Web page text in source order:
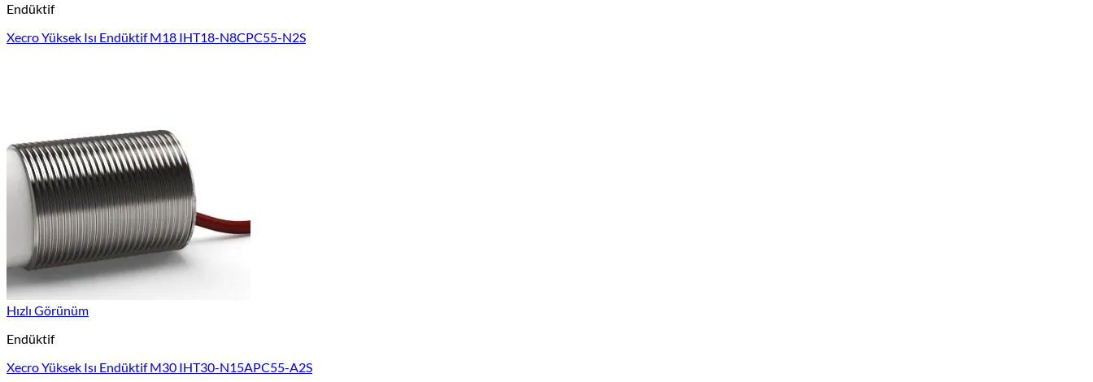
Endüktif
Xecro Yüksek Isı Endüktif M18 IHT18-N8CPC55-N2S
Hızlı Görünüm
Endüktif
Xecro Yüksek Isı Endüktif M30 IHT30-N15APC55-A2S